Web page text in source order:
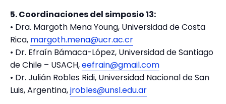
5. Coordinaciones del simposio 13:
• Dra. Margoth Mena Young, Universidad de Costa
Rica, margoth.mena@ucr.ac.cr
• Dr. Efraín Bámaca-López, Universidad de Santiago
de Chile – USACH,eefrain@gmail.com
• Dr. Julián Robles Ridi, Universidad Nacional de San
Luis, Argentina,jrobles@unsl.edu.ar